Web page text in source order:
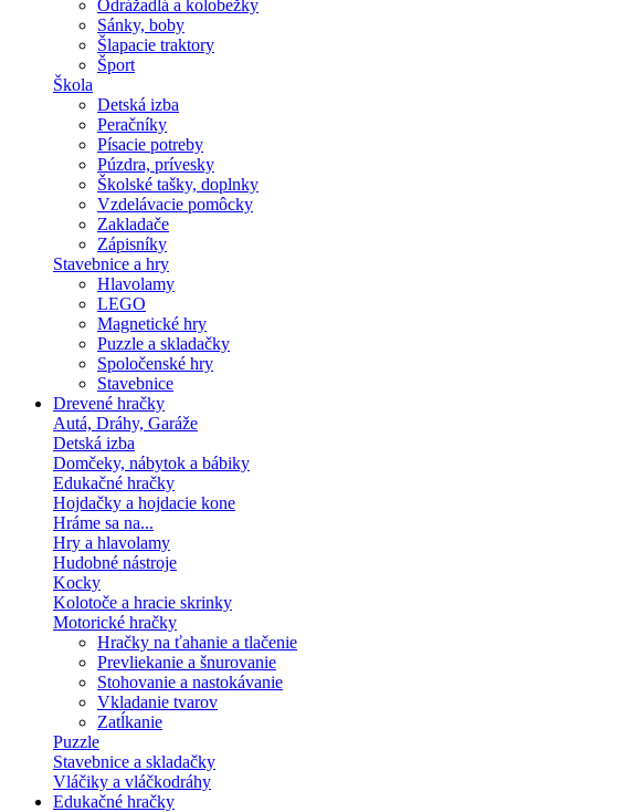
Odrážadlá a kolobežky
Sánky, boby
Šlapacie traktory
Šport
Škola
Detská izba
Peračníky
Písacie potreby
Púzdra, prívesky
Školské tašky, doplnky
Vzdelávacie pomôcky
Zakladače
Zápisníky
Stavebnice a hry
Hlavolamy
LEGO
Magnetické hry
Puzzle a skladačky
Spoločenské hry
Stavebnice
Drevené hračky
Autá, Dráhy, Garáže
Detská izba
Domčeky, nábytok a bábiky
Edukačné hračky
Hojdačky a hojdacie kone
Hráme sa na...
Hry a hlavolamy
Hudobné nástroje
Kocky
Kolotoče a hracie skrinky
Motorické hračky
Hračky na ťahanie a tlačenie
Prevliekanie a šnurovanie
Stohovanie a nastokávanie
Vkladanie tvarov
Zatĺkanie
Puzzle
Stavebnice a skladačky
Vláčiky a vláčkodráhy
Edukačné hračky